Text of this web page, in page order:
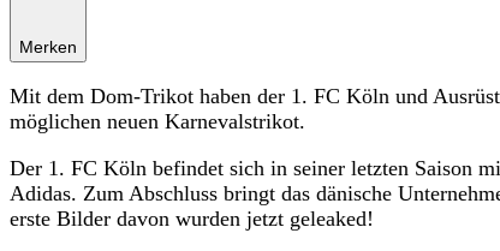
Merken
Mit dem Dom-Trikot haben der 1. FC Köln und
möglichen neuen Karnevalstrikot.
Der 1. FC Köln befindet sich in seiner letzten Saison
Adidas. Zum Abschluss bringt das dänische
erste Bilder davon wurden jetzt geleaked!